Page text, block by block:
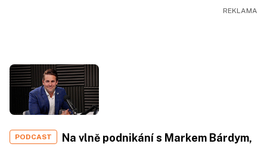
PODCAST
Na vlně podnikání s Markem Bárdym,